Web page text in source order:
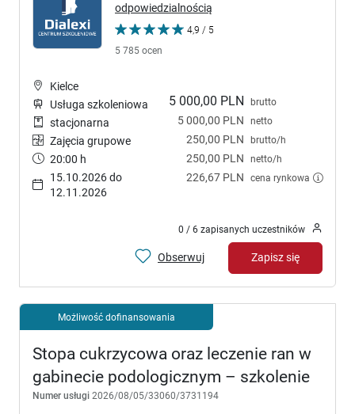
odpowiedzialnością
4,9 / 5
5 785 ocen
5 000,00 PLN brutto
5 000,00 PLN netto
250,00 PLN brutto/h
250,00 PLN netto/h
226,67 PLN cena rynkowa
Kielce
Usługa szkoleniowa
stacjonarna
Zajęcia grupowe
20:00 h
15.10.2026 do
12.11.2026
0 / 6 zapisanych uczestników
Obserwuj Zapisz się
Możliwość dofinansowania
Stopa cukrzycowa oraz leczenie ran w
gabinecie podologicznym – szkolenie
Numer usługi 2026/08/05/33060/3731194